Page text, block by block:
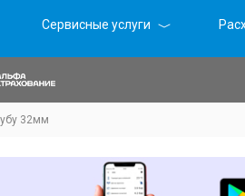
Сервисные услуги
32мм